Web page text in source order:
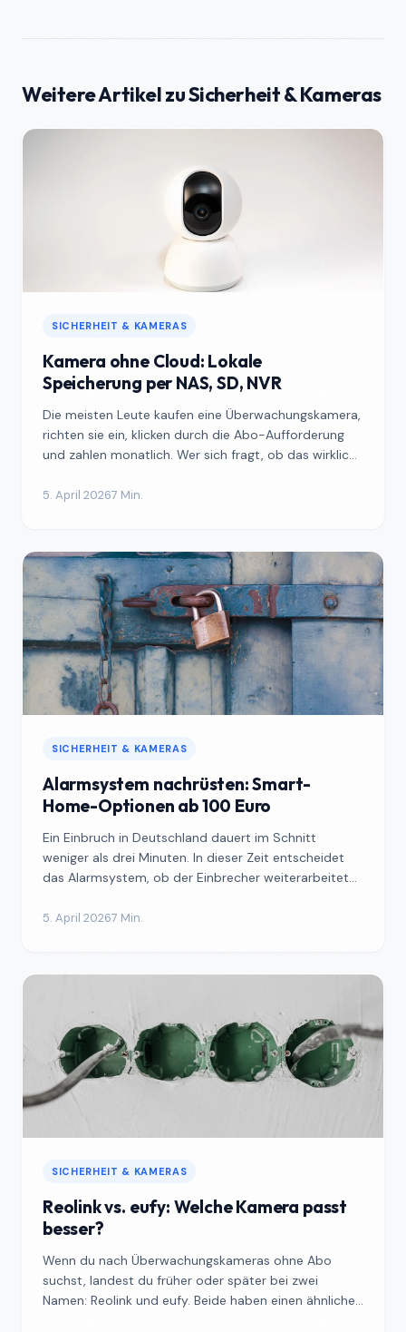
Weitere Artikel zu Sicherheit & Kameras
SICHERHEIT & KAMERAS
Kamera ohne Cloud: Lokale
Speicherung per NAS, SD, NVR
Die meisten Leute kaufen eine Überwachungskamera,
richten sie ein, klicken durch die Abo-Aufforderung
und zahlen monatlich. Wer sich fragt, ob das wirklich
5. April 20267 Min.
SICHERHEIT & KAMERAS
Alarmsystem nachrüsten: Smart-
Home-Optionen ab 100 Euro
Ein Einbruch in Deutschland dauert im Schnitt
weniger als drei Minuten. In dieser Zeit entscheidet
das Alarmsystem, ob der Einbrecher weiterarbeitet
5. April 20267 Min.
SICHERHEIT & KAMERAS
Reolink vs. eufy: Welche Kamera passt
besser?
Wenn du nach Überwachungskameras ohne Abo
suchst, landest du früher oder später bei zwei
Namen: Reolink und eufy. Beide haben einen ähnlichen